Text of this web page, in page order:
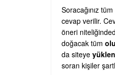
Soracağınız
cevap verilir.
öneri
doğacak tüm
da siteye
soran kişiler